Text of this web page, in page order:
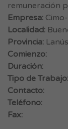
remuneración
Empresa:
Localidad:
Provincia:
Comienzo:
Duración:
Tipo de Trabajo:
Contacto:
Teléfono:
Fax: